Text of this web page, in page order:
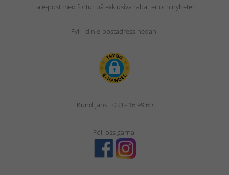
Få e-post med förtur på exklusiva rabatter och nyheter.
Fyll i din e-postadress nedan.
Kundtjänst: 033 - 16 99 60
Följ oss gärna!